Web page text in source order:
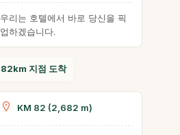
우리는 호텔에서 바로 당신을 픽
업하겠습니다.
82km 지점 도착
KM 82 (2,682 m)